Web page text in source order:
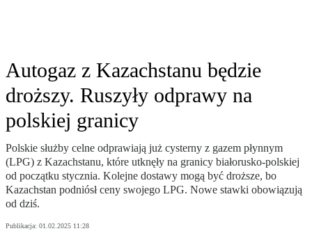
Autogaz z Kazachstanu będzie
droższy. Ruszyły odprawy na
polskiej granicy
Polskie służby celne odprawiają już cysterny z gazem płynnym
(LPG) z Kazachstanu, które utknęły na granicy białorusko-polskiej
od początku stycznia. Kolejne dostawy mogą być droższe, bo
Kazachstan podniósł ceny swojego LPG. Nowe stawki obowiązują
od dziś.
Publikacja: 01.02.2025 11:28